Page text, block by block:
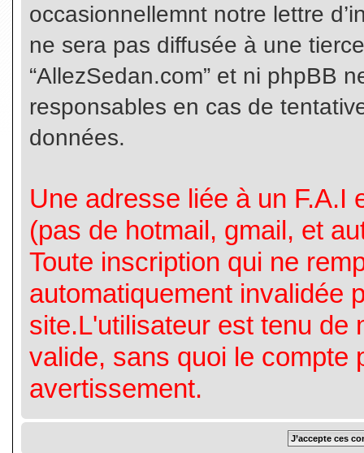
occasionnellemnt notre lettre
ne sera pas diffusée à une
“AllezSedan.com” et ni phpBB
responsables en cas de
données.
Une adresse liée à un F.A.I
(pas de hotmail, gmail, et
Toute inscription qui ne
automatiquement invalidée
site.L'utilisateur est tenu de
valide, sans quoi le compte
avertissement.